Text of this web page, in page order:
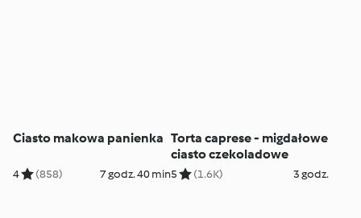
Ciasto makowa panienka
4 (858) 7 godz. 40 min
Torta caprese - migdałowe
ciasto czekoladowe
5 (1.6K) 3 godz.